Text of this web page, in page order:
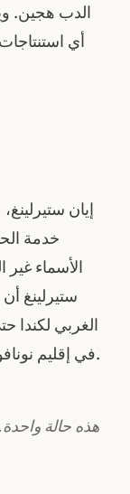
الدب هجين.
أي
إيان
خدمة
الأسماء
ستيرلينغ
الغربي لكندا
في إقليم نونافوت بانتظام خلال الخمسين سنة الماضية.
هذه حالة